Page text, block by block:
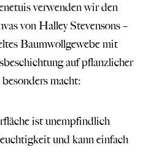
verwenden wir den
von Halley Stevensons –
Baumwollgewebe mit
auf pflanzlicher
macht:
ist unempfindlich
und kann einfach